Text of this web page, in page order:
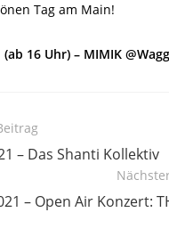
Tag am Main!
16 Uhr) – MIMIK
– Das Shanti Kollektiv
– Open Air Konzert: